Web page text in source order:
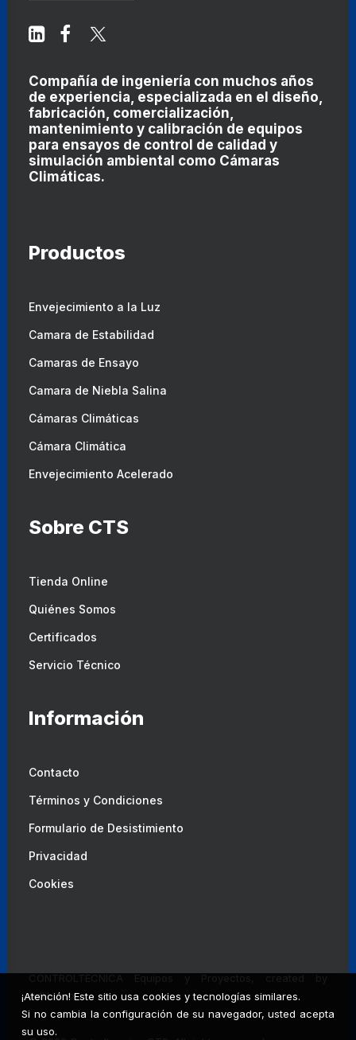
Compañía de ingeniería con muchos años
de experiencia, especializada en el diseño,
fabricación, comercialización,
mantenimiento y calibración de equipos
para ensayos de control de calidad y
simulación ambiental como Cámaras
Climáticas.
Productos
Envejecimiento a la Luz
Camara de Estabilidad
Camaras de Ensayo
Camara de Niebla Salina
Cámaras Climáticas
Cámara Climática
Envejecimiento Acelerado
Sobre CTS
Tienda Online
Quiénes Somos
Certificados
Servicio Técnico
Información
Contacto
Términos y Condiciones
Formulario de Desistimiento
Privacidad
Cookies
Adlibweb
¡Atención! Este sitio usa cookies y tecnologías similares.
Si no cambia la configuración de su navegador, usted acepta
su uso.